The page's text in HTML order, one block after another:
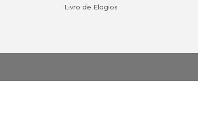
Livro de Elogios